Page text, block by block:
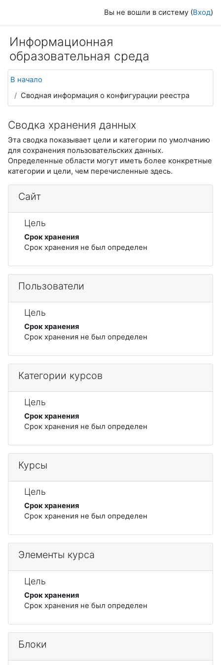
Вы не вошли в систему (Вход)
Информационная
образовательная среда
В начало
Сводная информация о конфигурации реестра
Сводка хранения данных
Эта сводка показывает цели и категории по умолчанию
для сохранения пользовательских данных.
Определенные области могут иметь более конкретные
категории и цели, чем перечисленные здесь.
Сайт
Цель
Срок хранения
Срок хранения не был определен
Пользователи
Цель
Срок хранения
Срок хранения не был определен
Категории курсов
Цель
Срок хранения
Срок хранения не был определен
Курсы
Цель
Срок хранения
Срок хранения не был определен
Элементы курса
Цель
Срок хранения
Срок хранения не был определен
Блоки